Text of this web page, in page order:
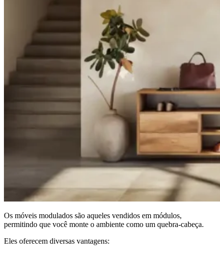
Os móveis modulados são aqueles vendidos em módulos,
permitindo que você monte o ambiente como um quebra-cabeça.
Eles oferecem diversas vantagens: